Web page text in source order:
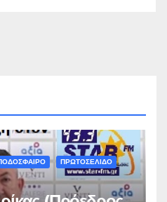
ΠΡΩΤΟΣΕΛΙΔΟ